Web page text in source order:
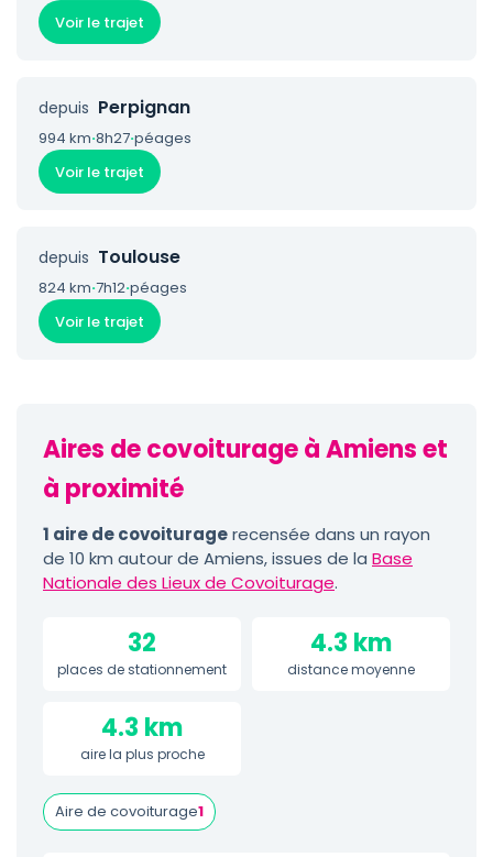
Voir le trajet
depuis Perpignan
994 km·8h27·péages
Voir le trajet
depuis Toulouse
824 km·7h12·péages
Voir le trajet
Aires de covoiturage à Amiens et
à proximité
1 aire de covoituragerecensée dans un rayon
de 10 km autour de Amiens, issues de la Base
Nationale des Lieux de Covoiturage.
32
places de stationnement
4.3 km
distance moyenne
4.3 km
aire la plus proche
Aire de covoiturage1